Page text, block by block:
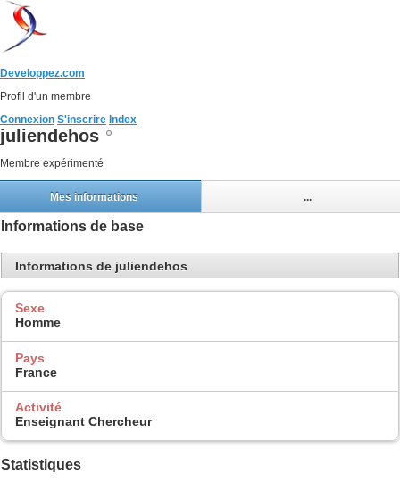
Developpez.com
Profil d'un membre
Connexion S'inscrire Index
juliendehos
Membre expérimenté
Mes informations ...
Informations de base
Informations de juliendehos
Sexe
Homme
Pays
France
Activité
Enseignant Chercheur
Statistiques